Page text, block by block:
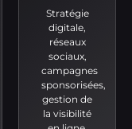
Stratégie
digitale,
réseaux
sociaux,
campagnes
sponsorisées,
gestion de
la visibilité